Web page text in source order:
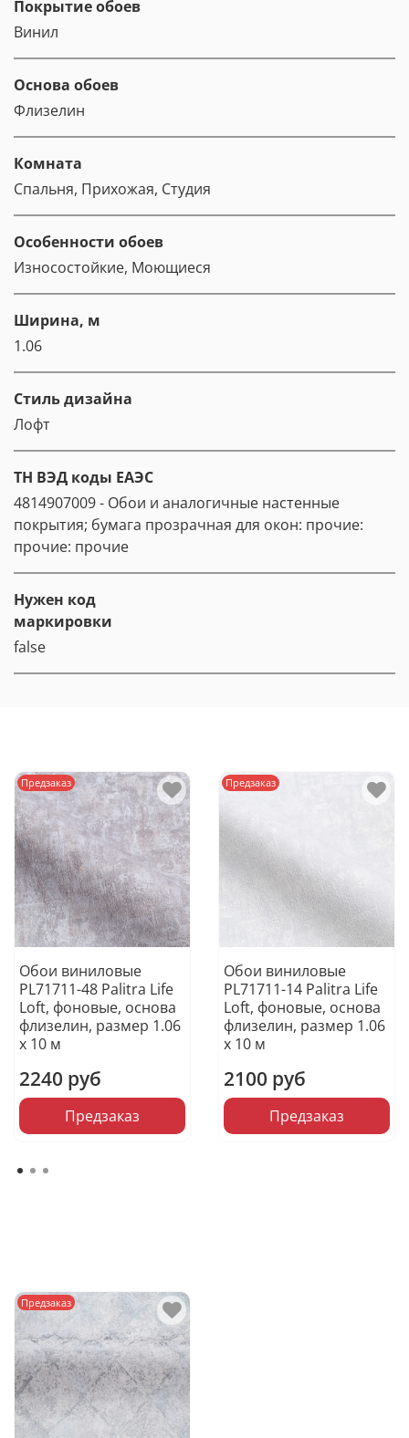
Покрытие обоев
Винил
Основа обоев
Флизелин
Комната
Спальня, Прихожая, Студия
Особенности обоев
Износостойкие, Моющиеся
Ширина, м
1.06
Стиль дизайна
Лофт
ТН ВЭД коды ЕАЭС
4814907009 - Обои и аналогичные настенные
покрытия; бумага прозрачная для окон: прочие:
прочие: прочие
Нужен код
маркировки
false
Предзаказ
Обои виниловые
PL71711-48 Palitra Life
Loft, фоновые, основа
флизелин, размер 1.06
х 10 м
2240 руб
Предзаказ
Предзаказ
Обои виниловые
PL71711-14 Palitra Life
Loft, фоновые, основа
флизелин, размер 1.06
х 10 м
2100 руб
Предзаказ
Предзаказ